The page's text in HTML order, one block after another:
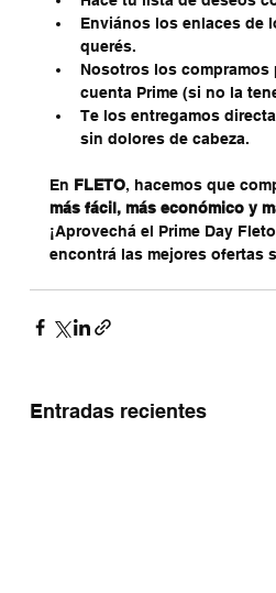
Enviános los enlaces de
querés.
Nosotros los
cuenta Prime (si no la
Te los entregamos
sin dolores de cabeza.
En FLETO, hacemos que
más fácil, más económico y
¡Aprovechá el Prime Day
encontrá las mejores ofertas
Entradas recientes